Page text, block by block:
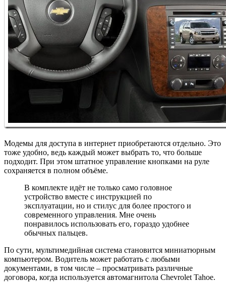
Модемы для доступа в интернет приобретаются отдельно. Это
тоже удобно, ведь каждый может выбрать то, что больше
подходит. При этом штатное управление кнопками на руле
сохраняется в полном объёме.
В комплекте идёт не только само головное
устройство вместе с инструкцией по
эксплуатации, но и стилус для более простого и
современного управления. Мне очень
понравилось использовать его, гораздо удобнее
обычных пальцев.
По сути, мультимедийная система становится миниатюрным
компьютером. Водитель может работать с любыми
документами, в том числе – просматривать различные
договора, когда используется автомагнитола Chevrolet Tahoe.